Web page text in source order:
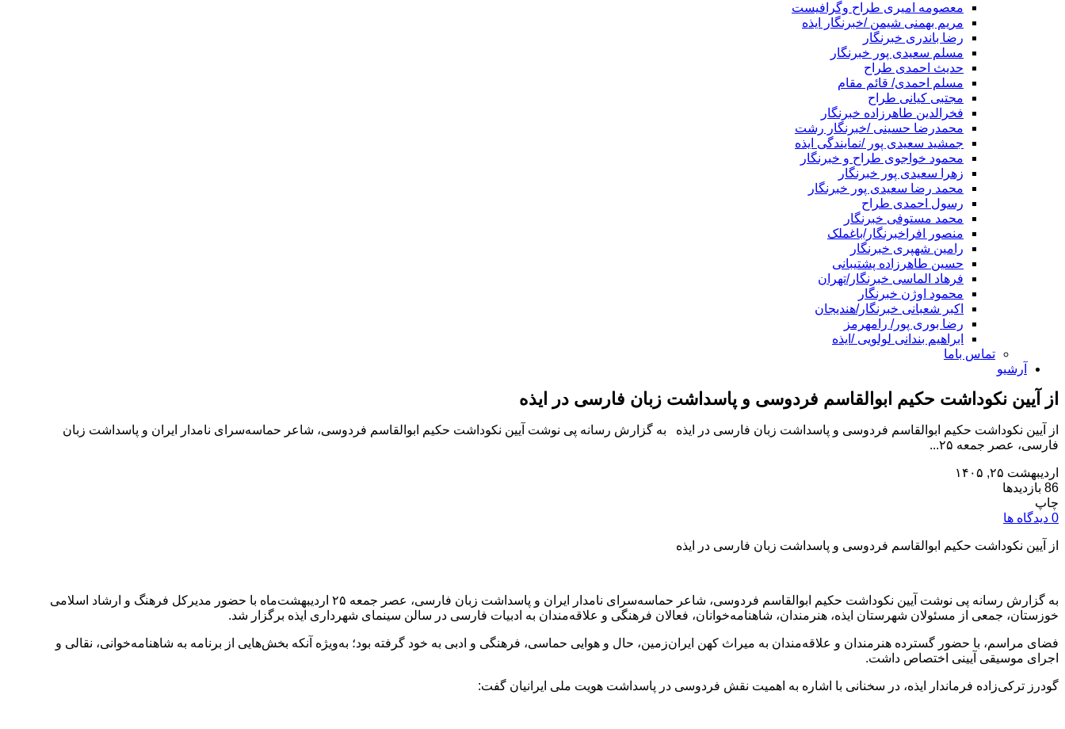
معصومه امیری طراح وگرافیست
مریم بهمنی شیمن /خبرنگار ایذه
رضا باندری خبرنگار
مسلم سعیدی پور خبرنگار
حدیث احمدی طراح
مسلم احمدی/ قائم مقام
مجتبی کیانی طراح
فخرالدین طاهرزاده خبرنگار
محمدرضا حسینی /خبرنگار رشت
جمشید سعیدی پور /نمایندگی ایذه
محمود خواجوی طراح و خبرنگار
زهرا سعیدی پور خبرنگار
محمد رضا سعیدی پور خبرنگار
رسول احمدی طراح
محمد مستوفی خبرنگار
منصور افراخبرنگار/باغملک
رامین شهپری خبرنگار
حسین طاهرزاده پشتیبانی
فرهاد الماسی خبرنگار/تهران
محمود اوژن خبرنگار
اکبر شعبانی خبرنگار/هندیجان
رضا بوری پور/ رامهرمز
ابراهیم بندانی لولویی /ایذه
تماس باما
آرشیو
از آیین نکوداشت حکیم ابوالقاسم فردوسی و پاسداشت زبان فارسی در ایذه
از آیین نکوداشت حکیم ابوالقاسم فردوسی و پاسداشت زبان فارسی در ایذه به گزارش رسانه پی نوشت آیین نکوداشت حکیم ابوالقاسم فردوسی، شاعر حماسه‌سرای نامدار ایران و پاسداشت زبان
فارسی، عصر جمعه ۲۵...
اردیبهشت ۲۵, ۱۴۰۵
86 بازدیدها
چاپ
0 دیدگاه ها
از آیین نکوداشت حکیم ابوالقاسم فردوسی و پاسداشت زبان فارسی در ایذه
به گزارش رسانه پی نوشت آیین نکوداشت حکیم ابوالقاسم فردوسی، شاعر حماسه‌سرای نامدار ایران و پاسداشت زبان فارسی، عصر جمعه ۲۵ اردیبهشت‌ماه با حضور مدیرکل فرهنگ و ارشاد اسلامی
خوزستان، جمعی از مسئولان شهرستان ایذه، هنرمندان، شاهنامه‌خوانان، فعالان فرهنگی و علاقه‌مندان به ادبیات فارسی در سالن سینمای شهرداری ایذه برگزار شد.
فضای مراسم، با حضور گسترده هنرمندان و علاقه‌مندان به میراث کهن ایران‌زمین، حال و هوایی حماسی، فرهنگی و ادبی به خود گرفته بود؛ به‌ویژه آنکه بخش‌هایی از برنامه به شاهنامه‌خوانی، نقالی و
اجرای موسیقی آیینی اختصاص داشت.
گودرز ترکی‌زاده فرماندار ایذه، در سخنانی با اشاره به اهمیت نقش فردوسی در پاسداشت هویت ملی ایرانیان گفت: